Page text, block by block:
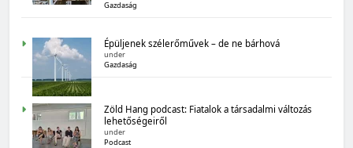
MAGYARORSZÁG SZÁMOKBAN
Magyarország számokban: biogazdálkodás
Gazdaság
Épüljenek szélerőművek – de ne bárhová
under
Gazdaság
Zöld Hang podcast: Fiatalok a társadalmi változás
lehetőségeiről
under
Podcast